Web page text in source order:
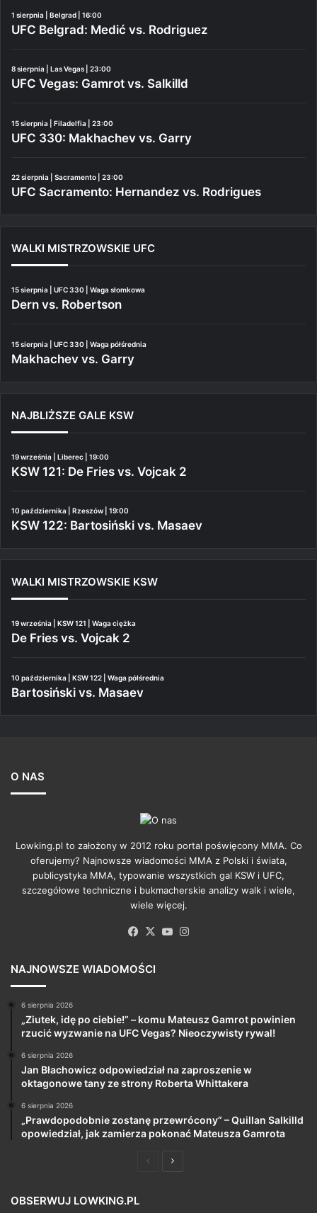
1 sierpnia | Belgrad | 16:00
UFC Belgrad: Medić vs. Rodriguez
8 sierpnia | Las Vegas | 23:00
UFC Vegas: Gamrot vs. Salkilld
15 sierpnia | Filadelfia | 23:00
UFC 330: Makhachev vs. Garry
22 sierpnia | Sacramento | 23:00
UFC Sacramento: Hernandez vs. Rodrigues
WALKI MISTRZOWSKIE UFC
15 sierpnia | UFC 330 | Waga słomkowa
Dern vs. Robertson
15 sierpnia | UFC 330 | Waga półśrednia
Makhachev vs. Garry
NAJBLIŻSZE GALE KSW
19 września | Liberec | 19:00
KSW 121: De Fries vs. Vojcak 2
10 października | Rzeszów | 19:00
KSW 122: Bartosiński vs. Masaev
WALKI MISTRZOWSKIE KSW
19 września | KSW 121 | Waga ciężka
De Fries vs. Vojcak 2
10 października | KSW 122 | Waga półśrednia
Bartosiński vs. Masaev
O NAS
Lowking.pl to założony w 2012 roku portal poświęcony MMA. Co
oferujemy? Najnowsze wiadomości MMA z Polski i świata,
publicystyka MMA, typowanie wszystkich gal KSW i UFC,
szczegółowe techniczne i bukmacherskie analizy walk i wiele,
wiele więcej.
Facebook
X YouTube
NAJNOWSZE WIADOMOŚCI
6 sierpnia 2026
„Ziutek, idę po ciebie!” – komu Mateusz Gamrot powinien
rzucić wyzwanie na UFC Vegas? Nieoczywisty rywal!
6 sierpnia 2026
Jan Błachowicz odpowiedział na zaproszenie w
oktagonowe tany ze strony Roberta Whittakera
6 sierpnia 2026
„Prawdopodobnie zostanę przewrócony” – Quillan Salkilld
opowiedział, jak zamierza pokonać Mateusza Gamrota
PoprzedniaNastępna
OBSERWUJ LOWKING.PL